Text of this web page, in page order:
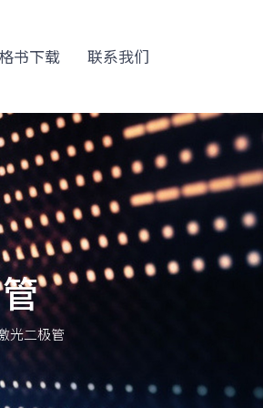
书下载 联系我们
光二极管